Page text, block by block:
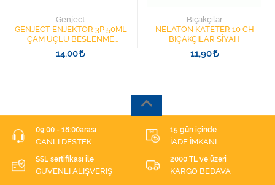
Genject
GENJECT ENJEKTÖR 3P 50ML
ÇAM UÇLU BESLENME
ŞIRINGASI 1852412 KATATER
UÇLU
14,00
Bıçakçılar
NELATON KATETER 10 CH
BIÇAKÇILAR SİYAH
11,90
09:00 - 18:00arası
CANLI DESTEK
15 gün içinde
İADE İMKANI
SSL sertifikası ile
GÜVENLİ ALIŞVERİŞ
2000 TL ve üzeri
KARGO BEDAVA